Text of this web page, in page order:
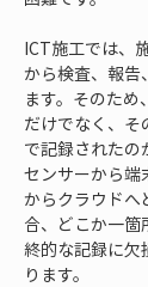
ICT施工では、
から検査、報告
ます。そのた
だけでなく、
で記録されたの
センサーから端
からクラウドへ
合、どこか一箇
終的な記録に欠
ります。